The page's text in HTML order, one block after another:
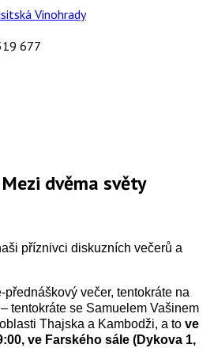
Vinohrady
677
dvěma světy
příznivci diskuzních večerů a
večer, tentokráte na
tentokráte se Samuelem Vašinem
Thajska a Kambodži, a to ve
ve Farského sále (Dykova 1,